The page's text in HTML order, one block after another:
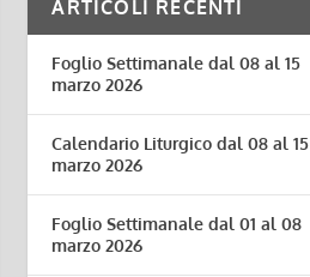
ARTICOLI RECENTI
Foglio Settimanale dal 08 al 15
marzo 2026
Calendario Liturgico dal 08 al 15
marzo 2026
Foglio Settimanale dal 01 al 08
marzo 2026